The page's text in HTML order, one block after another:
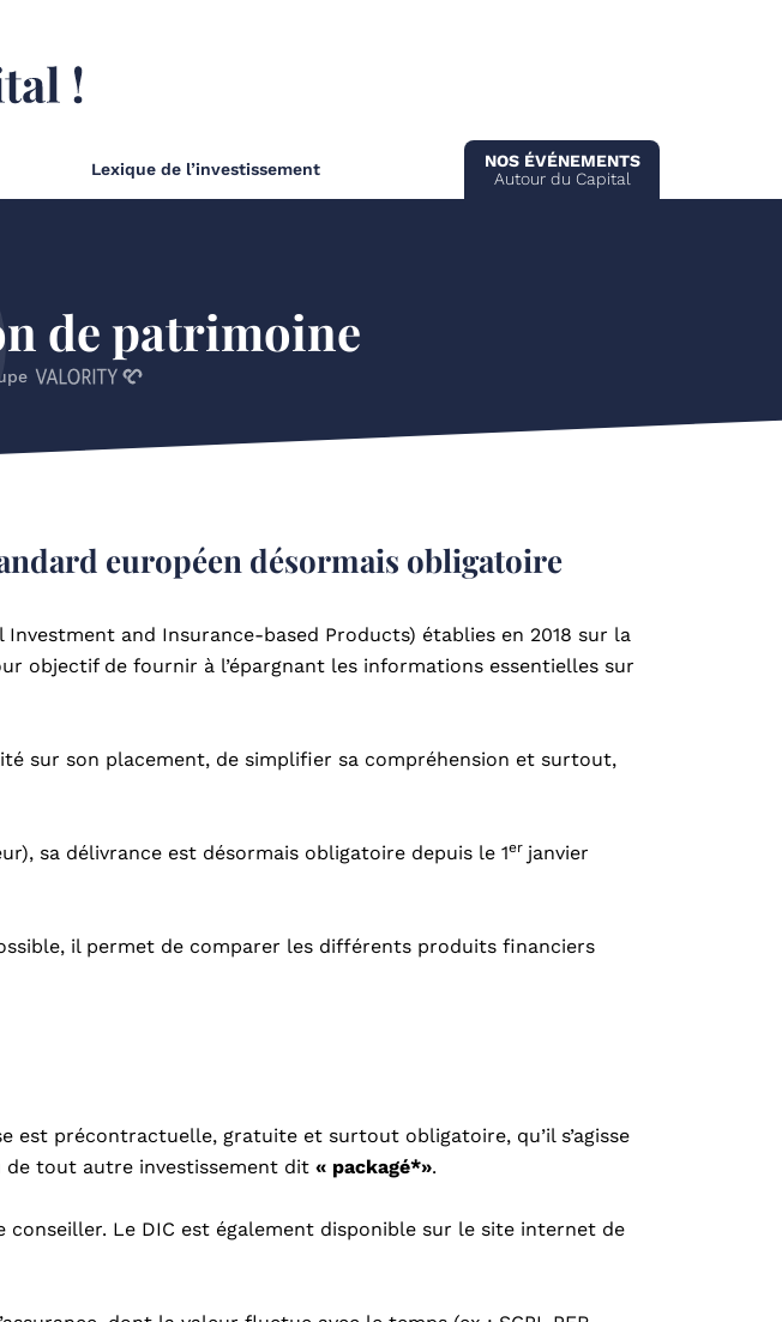
Lexique de l’investissement
NOS ÉVÉNEMENTS
Autour du Capital
de patrimoine
européen désormais obligatoire
and Insurance-based Products) établies en 2018 sur la
objectif de fournir à l’épargnant les informations essentielles sur
sur son placement, de simplifier sa compréhension et surtout,
sa délivrance est désormais obligatoire depuis le 1er janvier
il permet de comparer les différents produits financiers
est précontractuelle, gratuite et surtout obligatoire, qu’il s’agisse
de tout autre investissement dit « packagé*».
Le DIC est également disponible sur le site internet de